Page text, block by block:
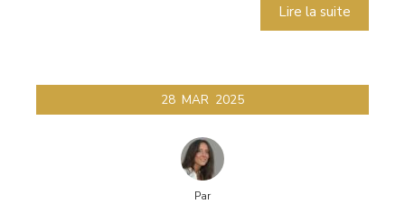
Lire la suite
28 MAR 2025
Par